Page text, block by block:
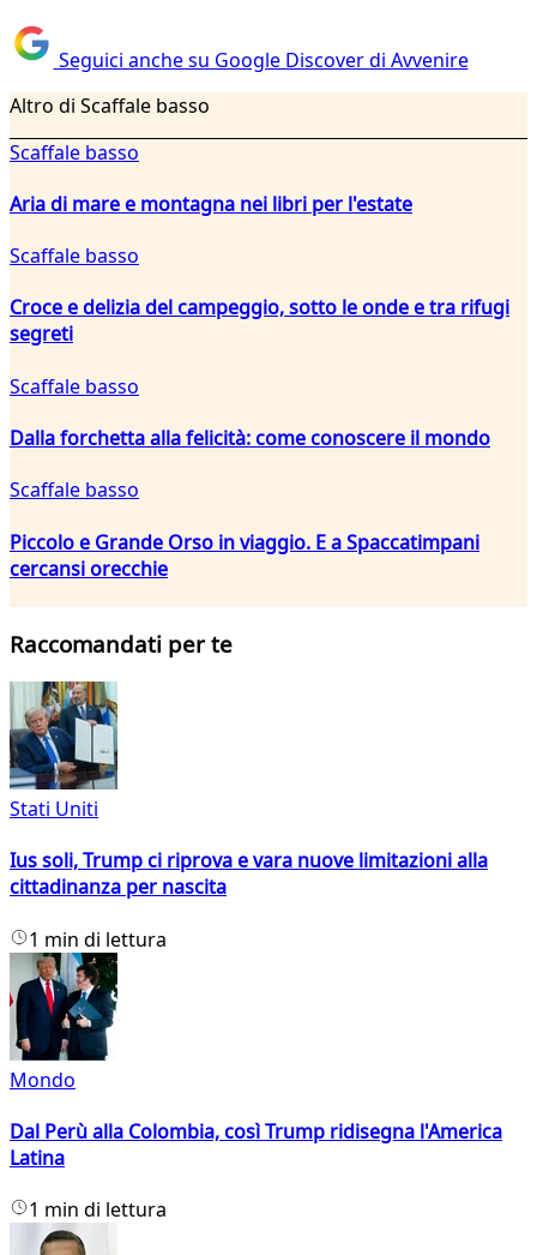
Seguici anche su Google Discover di Avvenire
Altro di Scaffale basso
Scaffale basso
Aria di mare e montagna nei libri per l'estate
Scaffale basso
Croce e delizia del campeggio, sotto le onde e tra rifugi
segreti
Scaffale basso
Dalla forchetta alla felicità: come conoscere il mondo
Scaffale basso
Piccolo e Grande Orso in viaggio. E a Spaccatimpani
cercansi orecchie
Raccomandati per te
Stati Uniti
Ius soli, Trump ci riprova e vara nuove limitazioni alla
cittadinanza per nascita
1 min di lettura
Mondo
Dal Perù alla Colombia, così Trump ridisegna l'America
Latina
1 min di lettura